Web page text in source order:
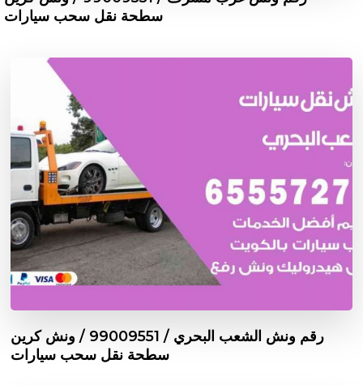
سطحة نقل سحب سيارات
رقم ونش الشعب البحري / 99009551‬ / ونش كرين
سطحة نقل سحب سيارات